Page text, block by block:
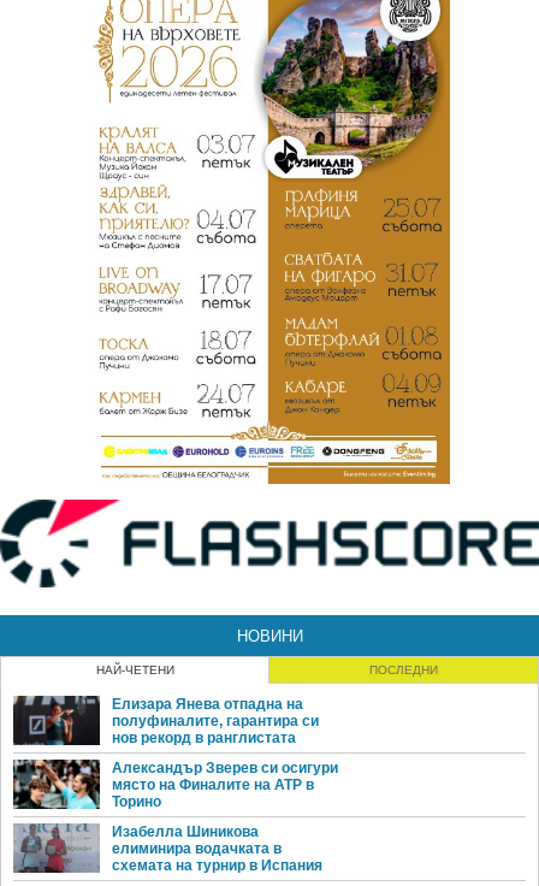
НОВИНИ
НАЙ-ЧЕТЕНИ ПОСЛЕДНИ
Елизара Янева отпадна на
полуфиналите, гарантира си
нов рекорд в ранглистата
Александър Зверев си осигури
място на Финалите на ATP в
Торино
Изабелла Шиникова
елиминира водачката в
схемата на турнир в Испания